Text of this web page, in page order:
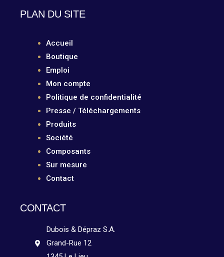
PLAN DU SITE
Accueil
Boutique
Emploi
Mon compte
Politique de confidentialité
Presse / Téléchargements
Produits
Société
Composants
Sur mesure
Contact
CONTACT
Dubois & Dépraz S.A.
Grand-Rue 12